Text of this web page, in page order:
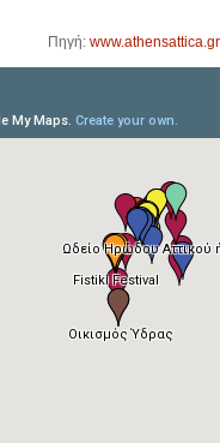
Πηγή: www.athensattica.gr